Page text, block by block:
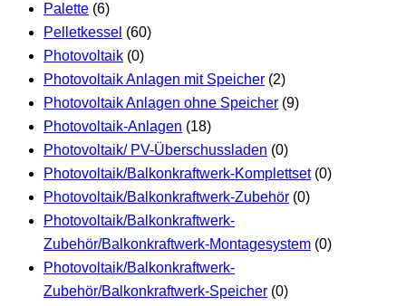
Palette (6)
Pelletkessel (60)
Photovoltaik (0)
Photovoltaik Anlagen mit Speicher (2)
Photovoltaik Anlagen ohne Speicher (9)
Photovoltaik-Anlagen (18)
Photovoltaik/ PV-Überschussladen (0)
Photovoltaik/Balkonkraftwerk-Komplettset (0)
Photovoltaik/Balkonkraftwerk-Zubehör (0)
Photovoltaik/Balkonkraftwerk-
Zubehör/Balkonkraftwerk-Montagesystem (0)
Photovoltaik/Balkonkraftwerk-
Zubehör/Balkonkraftwerk-Speicher (0)